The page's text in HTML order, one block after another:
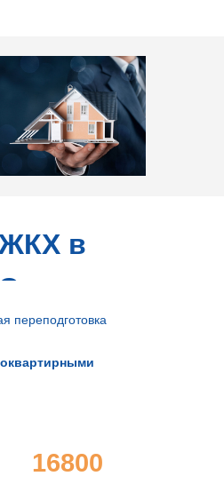
в
Ставрополе
16800
переподготовка